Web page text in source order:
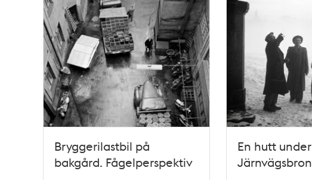
Bryggerilastbil på
bakgård. Fågelperspektiv
En hutt under
Järnvägsbron